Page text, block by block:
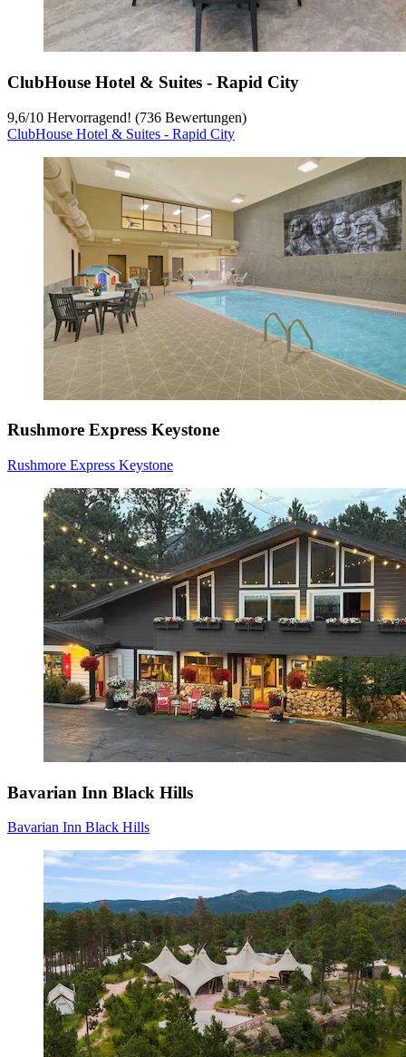
ClubHouse Hotel & Suites - Rapid City
9,6/10 Hervorragend! (736 Bewertungen)
ClubHouse Hotel & Suites - Rapid City
Rushmore Express Keystone
Rushmore Express Keystone
Bavarian Inn Black Hills
Bavarian Inn Black Hills